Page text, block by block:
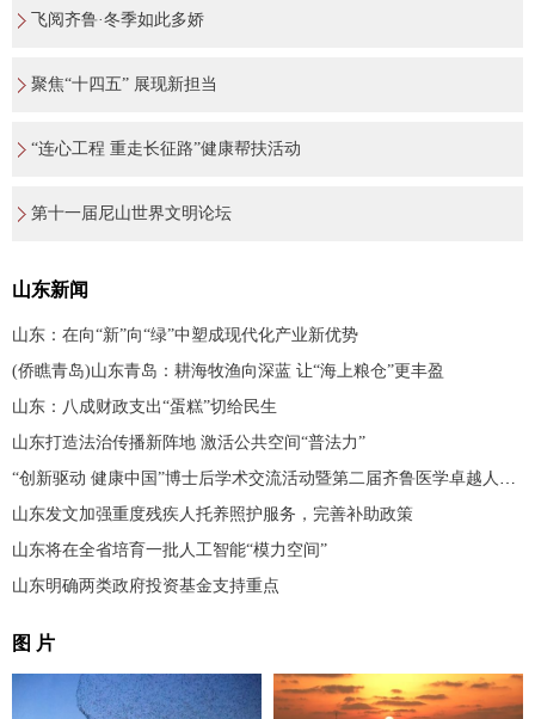
飞阅齐鲁·冬季如此多娇
聚焦“十四五” 展现新担当
“连心工程 重走长征路”健康帮扶活动
第十一届尼山世界文明论坛
山东新闻
山东：在向“新”向“绿”中塑成现代化产业新优势
(侨瞧青岛)山东青岛：耕海牧渔向深蓝 让“海上粮仓”更丰盈
山东：八成财政支出“蛋糕”切给民生
山东打造法治传播新阵地 激活公共空间“普法力”
山东发文加强重度残疾人托养照护服务，完善补助政策
山东将在全省培育一批人工智能“模力空间”
山东明确两类政府投资基金支持重点
图 片